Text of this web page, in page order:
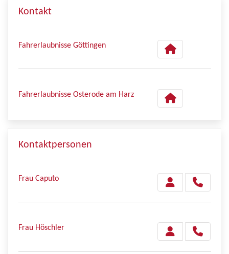
Kontakt
Fahrerlaubnisse Göttingen
Fahrerlaubnisse Osterode am Harz
Kontaktpersonen
Frau Caputo
Frau Höschler